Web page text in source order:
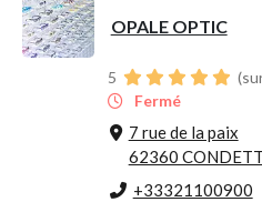
OPALE OPTIC
5
Fermé
7 rue de la paix
62360
+33321100900